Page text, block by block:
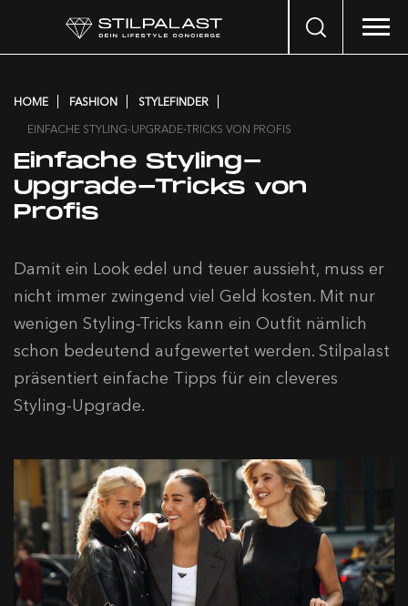
Search
HOME FASHION
STYLEFINDER
EINFACHE STYLING-UPGRADE-TRICKS VON PROFIS
Einfache Styling-
Upgrade-Tricks von
Profis
Damit ein Look edel und teuer aussieht, muss er
nicht immer zwingend viel Geld kosten. Mit nur
wenigen Styling-Tricks kann ein Outfit nämlich
schon bedeutend aufgewertet werden. Stilpalast
präsentiert einfache Tipps für ein cleveres
Styling-Upgrade.